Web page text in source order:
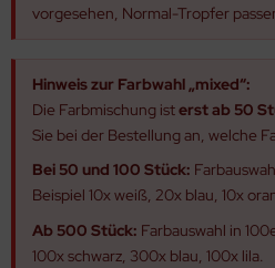
vorgesehen, Normal-Tropfer
Hinweis zur Farbwahl „mixed“:
Die Farbmischung isterst ab 50
Sie bei der Bestellung an, welche
Bei 50 und 100 Stück:
Beispiel 10x weiß, 20x blau, 10x
Ab 500 Stück: Farbauswahl in
100x schwarz, 300x blau, 100x lila.